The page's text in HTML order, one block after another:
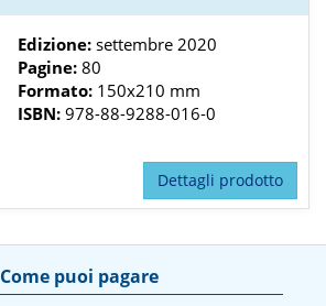
Edizione:settembre 2020
Pagine: 80
Formato:150x210 mm
ISBN:978-88-9288-016-0
Dettagli prodotto
Come puoi pagare